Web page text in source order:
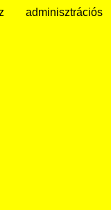
adminisztrációs